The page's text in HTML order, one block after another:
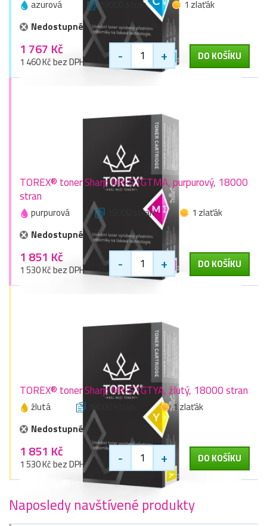
azurová 18000 stran
1 zlaťák
Nedostupné
1 767 Kč
1 460 Kč bez DPH - + DO KOŠÍKU
TOREX® toner Sharp MX-51GTMA, purpurový, 18000
stran
purpurová 18000 stran
1 zlaťák
Nedostupné
1 851 Kč
1 530 Kč bez DPH - + DO KOŠÍKU
TOREX® toner Sharp MX-51GTYA, žlutý, 18000 stran
žlutá 18000 stran
1 zlaťák
Nedostupné
1 851 Kč
1 530 Kč bez DPH - + DO KOŠÍKU
Naposledy navštívené produkty